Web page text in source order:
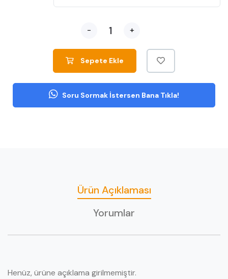
- +
Sepete Ekle
Soru Sormak İstersen Bana Tıkla!
Ürün Açıklaması
Yorumlar
Henüz, ürüne açıklama girilmemiştir.